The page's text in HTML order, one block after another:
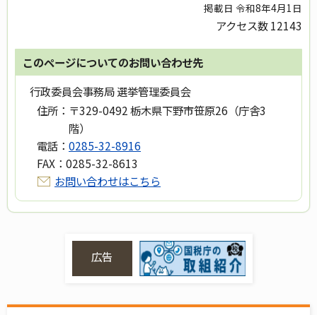
掲載日 令和8年4月1日
アクセス数12143
このページについてのお問い合わせ先
行政委員会事務局 選挙管理委員会
住所： 〒329-0492 栃木県下野市笹原26（庁舎3
階）
電話： 0285-32-8916
FAX： 0285-32-8613
お問い合わせはこちら
広告